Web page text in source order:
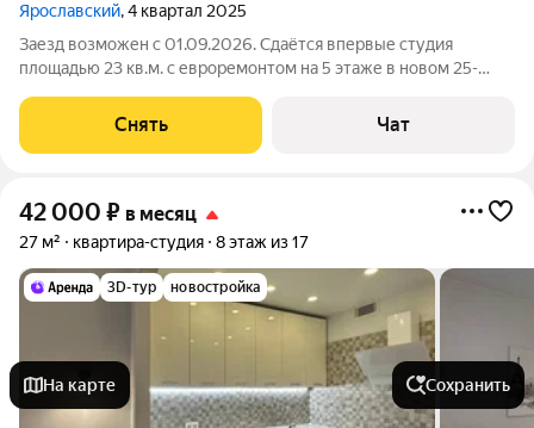
Ярославский, 4 квартал 2025
Заезд возможен с 01.09.2026. Сдаётся впервые студия
площадью 23 кв.м. с евроремонтом на 5 этаже в новом 25-
Стиральная машина Холодильник Микроволновка Дом -
монолитный, окна выходят во двор. В
Снять Чат
42 000 ₽ в месяц
27 м² квартира-студия 8 этаж из 17
3D-тур новостройка
На карте Сохранить